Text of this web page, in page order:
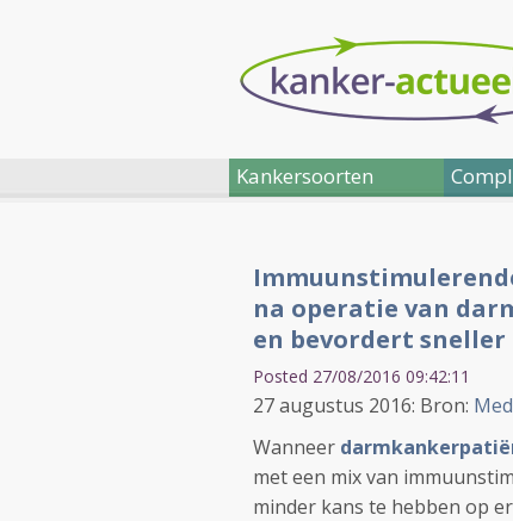
Kankersoorten
na operatie van
en bevordert
Posted 27/08/2016 09:42:11
27 augustus 2016: Bron:
Wanneer
met een mix van
minder kans te hebben op